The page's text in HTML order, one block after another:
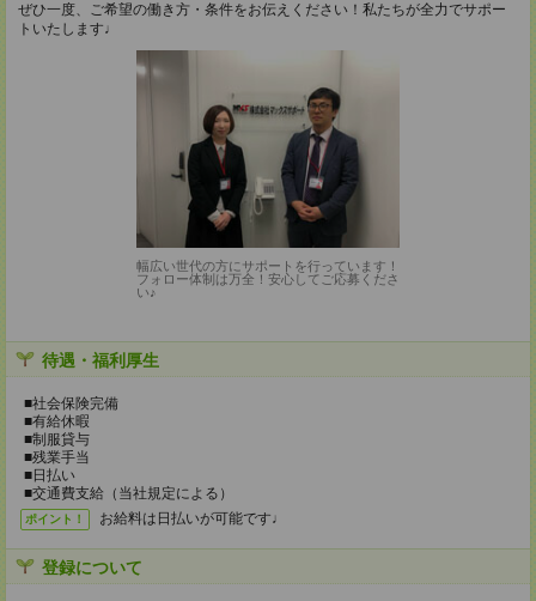
ぜひ一度、ご希望の働き方・条件をお伝えください！私たちが全力でサポー
トいたします♩
幅広い世代の方にサポートを行っています！
フォロー体制は万全！安心してご応募くださ
い♪
待遇・福利厚生
■社会保険完備
■有給休暇
■制服貸与
■残業手当
■日払い
■交通費支給（当社規定による）
ポイント！ お給料は日払いが可能です♩
登録について